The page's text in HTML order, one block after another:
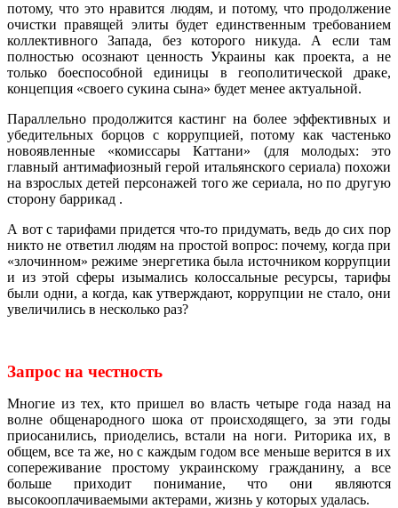
потому, что это нравится людям, и потому, что продолжение
очистки правящей элиты будет единственным требованием
коллективного Запада, без которого никуда. А если там
полностью осознают ценность Украины как проекта, а не
только боеспособной единицы в геополитической драке,
концепция «своего сукина сына» будет менее актуальной.
Параллельно продолжится кастинг на более эффективных и
убедительных борцов с коррупцией, потому как частенько
новоявленные «комиссары Каттани» (для молодых: это
главный антимафиозный герой итальянского сериала) похожи
на взрослых детей персонажей того же сериала, но по другую
сторону баррикад .
А вот с тарифами придется что-то придумать, ведь до сих пор
никто не ответил людям на простой вопрос: почему, когда при
«злочинном» режиме энергетика была источником коррупции
и из этой сферы изымались колоссальные ресурсы, тарифы
были одни, а когда, как утверждают, коррупции не стало, они
увеличились в несколько раз?
Запрос на честность
Многие из тех, кто пришел во власть четыре года назад на
волне общенародного шока от происходящего, за эти годы
приосанились, приоделись, встали на ноги. Риторика их, в
общем, все та же, но с каждым годом все меньше верится в их
сопереживание простому украинскому гражданину, а все
больше приходит понимание, что они являются
высокооплачиваемыми актерами, жизнь у которых удалась.